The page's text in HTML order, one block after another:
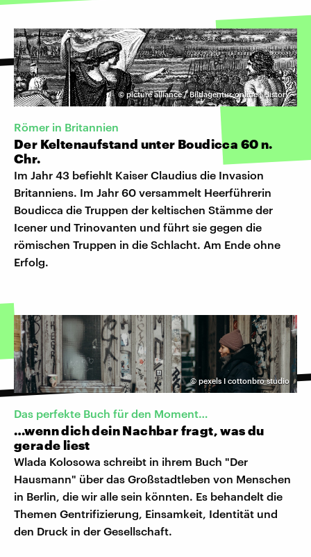
©picture alliance / Bildagentur-online | History
Römer in Britannien
Der Keltenaufstand unter Boudicca 60 n.
Chr.
Im Jahr 43 befiehlt Kaiser Claudius die Invasion
Britanniens. Im Jahr 60 versammelt Heerführerin
Boudicca die Truppen der keltischen Stämme der
Icener und Trinovanten und führt sie gegen die
römischen Truppen in die Schlacht. Am Ende ohne
Erfolg.
© pexels I cottonbro studio
Das perfekte Buch für den Moment…
…wenn dich dein Nachbar fragt, was du
gerade liest
Wlada Kolosowa schreibt in ihrem Buch "Der
Hausmann" über das Großstadtleben von Menschen
in Berlin, die wir alle sein könnten. Es behandelt die
Themen Gentrifizierung, Einsamkeit, Identität und
den Druck in der Gesellschaft.